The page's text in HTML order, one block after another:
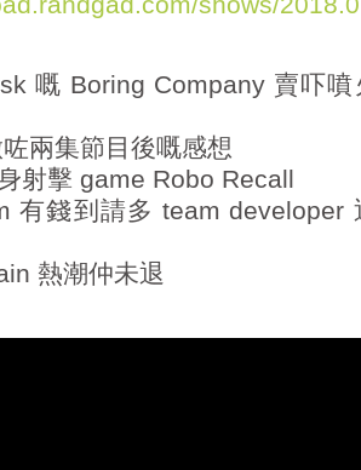
嘅 Boring Company 賣吓
兩集節目後嘅感想
射擊 game Robo Recall
有錢到請多 team developer
熱潮仲未退